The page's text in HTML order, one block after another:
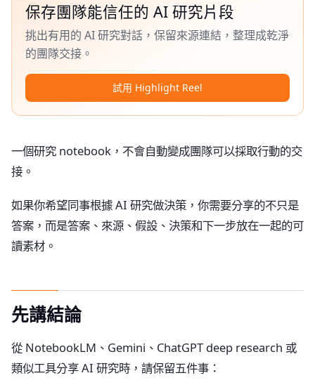
保存團隊能信任的 AI 研究片段
挑出有用的 AI 研究對話，保留來源連結，整理成乾淨
的團隊交接。
試用 Highlight Reel
一個研究 notebook，不會自動變成團隊可以採取行動的交
接。
如果你希望同事根據 AI 研究做決策，你需要分享的不只是
答案，而是答案、來源、假設、決策和下一步放在一起的可
讀素材。
先講結論
從 NotebookLM、Gemini、ChatGPT deep research 或
類似工具分享 AI 研究時，請保留五件事：